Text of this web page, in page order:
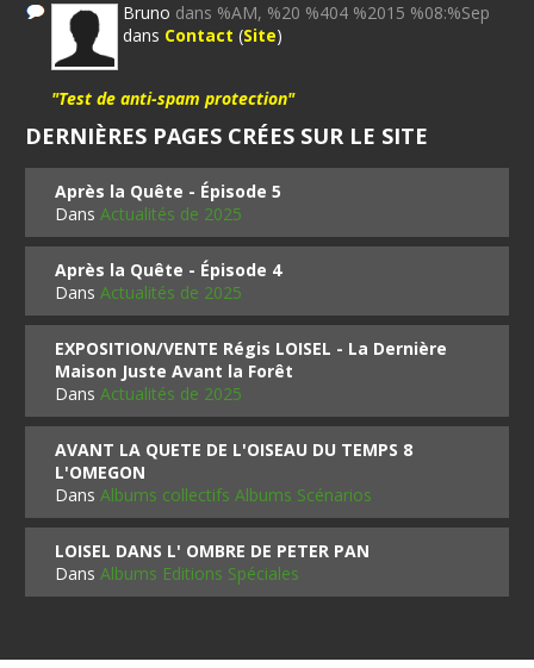
Bruno dans %AM, %20 %404 %2015 %08:%Sep
dans Contact (Site)
"Test de anti-spam protection"
DERNIÈRES PAGES CRÉES SUR LE SITE
Après la Quête - Épisode 5
DansActualités de 2025
Après la Quête - Épisode 4
DansActualités de 2025
EXPOSITION/VENTE Régis LOISEL - La Dernière
Maison Juste Avant la Forêt
DansActualités de 2025
AVANT LA QUETE DE L'OISEAU DU TEMPS 8
L'OMEGON
DansAlbums collectifs Albums Scénarios
LOISEL DANS L' OMBRE DE PETER PAN
DansAlbums Editions Spéciales